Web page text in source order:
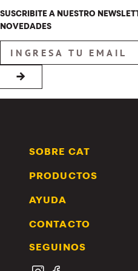
SUSCRIBITE A NUESTRO
NOVEDADES
→
SOBRE CAT
PRODUCTOS
AYUDA
CONTACTO
SEGUINOS